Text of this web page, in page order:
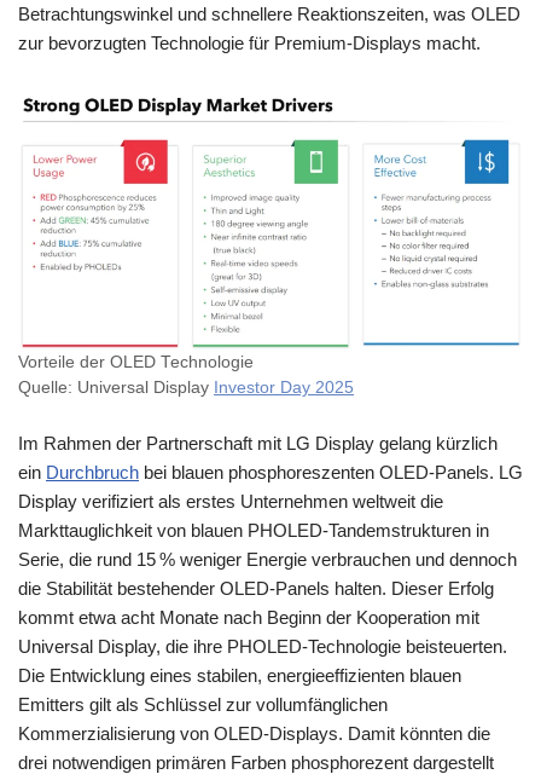
Betrachtungswinkel und schnellere Reaktionszeiten, was OLED
zur bevorzugten Technologie für Premium-Displays macht.
Vorteile der OLED Technologie
Quelle: Universal Display Investor Day 2025
Im Rahmen der Partnerschaft mit LG Display gelang kürzlich
ein Durchbruch bei blauen phosphoreszenten OLED-Panels. LG
Display verifiziert als erstes Unternehmen weltweit die
Markttauglichkeit von blauen PHOLED-Tandemstrukturen in
Serie, die rund 15 % weniger Energie verbrauchen und dennoch
die Stabilität bestehender OLED-Panels halten. Dieser Erfolg
kommt etwa acht Monate nach Beginn der Kooperation mit
Universal Display, die ihre PHOLED-Technologie beisteuerten.
Die Entwicklung eines stabilen, energieeffizienten blauen
Emitters gilt als Schlüssel zur vollumfänglichen
Kommerzialisierung von OLED-Displays. Damit könnten die
drei notwendigen primären Farben phosphorezent dargestellt